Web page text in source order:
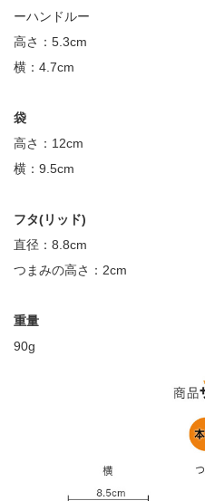
ーハンドルー
高さ： 5.3cm
横： 4.7cm
袋
高さ： 12cm
横： 9.5cm
フタ(リッド)
直径： 8.8cm
つまみの高さ： 2cm
重量
90g